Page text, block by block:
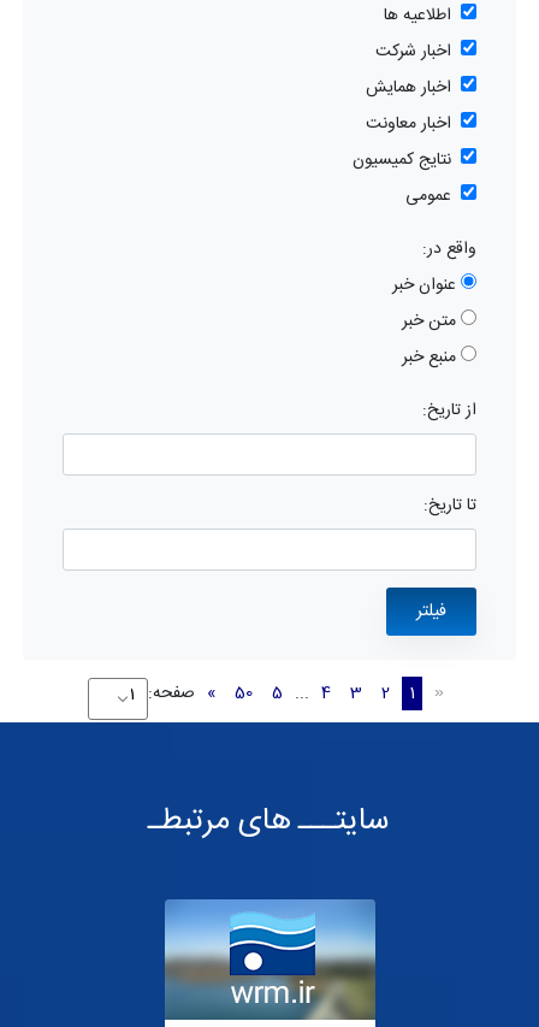
اطلاعیه ها
اخبار شرکت
اخبار همایش
اخبار معاونت
نتایج کمیسیون
عمومی
واقع در:
عنوان خبر
متن خبر
منبع خبر
از تاریخ:
تا تاریخ:
«
1
2
3
4
...
5
50
» صفحه:
سایتـــ های مرتبطـ